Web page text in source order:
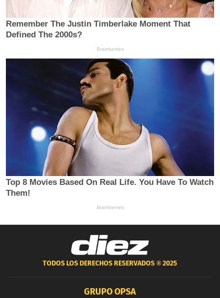
TODOS LOS DERECHOS RESERVADOS ®2025
GRUPO OPSA